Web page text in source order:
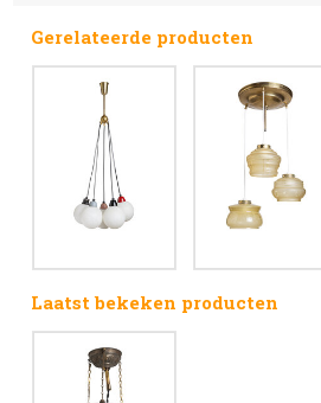
Gerelateerde producten
Laatst bekeken producten